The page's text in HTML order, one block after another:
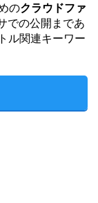
のクラウドファ
での公開まであ
ル関連キーワー